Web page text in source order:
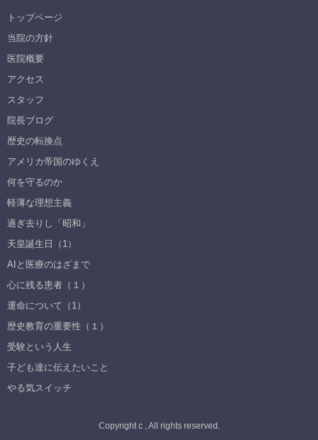
トップページ
当院の方針
医院概要
アクセス
スタッフ
院長ブログ
歴史の転換点
アメリカ帝国のゆくえ
何を守るのか
軽薄な理想主義
過ぎ去りし「昭和」
天皇誕生日（1）
AIと医療のはざまで
心に残る患者（１）
運命について（1）
歴史教育の重要性（１）
受験という人生
子ども達に伝えたいこと
やる気スイッチ
Copyright c , All rights reserved.